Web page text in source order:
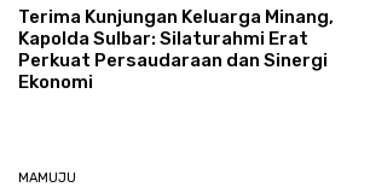
Terima Kunjungan Keluarga Minang,
Kapolda Sulbar: Silaturahmi Erat
Perkuat Persaudaraan dan Sinergi
Ekonomi
MAMUJU